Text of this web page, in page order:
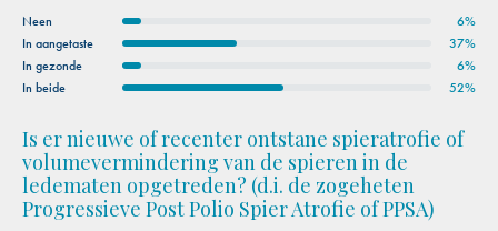
Neen
6%
In aangetaste
37%
In gezonde
6%
In beide
52%
Is er nieuwe of recenter ontstane spieratrofie of
volumevermindering van de spieren in de
ledematen opgetreden? (d.i. de zogeheten
Progressieve Post Polio Spier Atrofie of PPSA)